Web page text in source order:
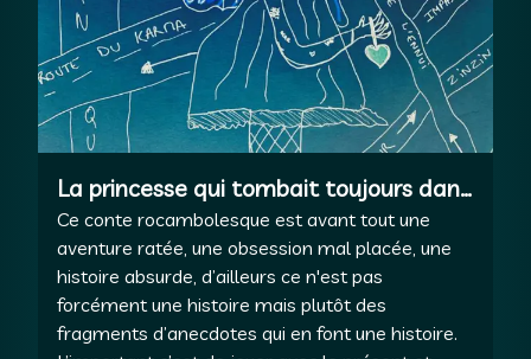
La princesse qui tombait toujours dans
le même panneau
Ce conte rocambolesque est avant tout une
aventure ratée, une obsession mal placée, une
histoire absurde, d’ailleurs ce n'est pas
forcément une histoire mais plutôt des
fragments d’anecdotes qui en font une histoire.